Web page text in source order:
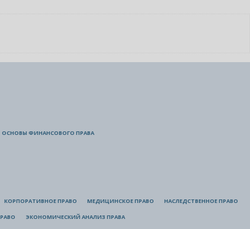
ОСНОВЫ ФИНАНСОВОГО ПРАВА
КОРПОРАТИВНОЕ ПРАВО МЕДИЦИНСКОЕ ПРАВО НАСЛЕДСТВЕННОЕ ПРАВО
ЭКОНОМИЧЕСКИЙ АНАЛИЗ ПРАВА